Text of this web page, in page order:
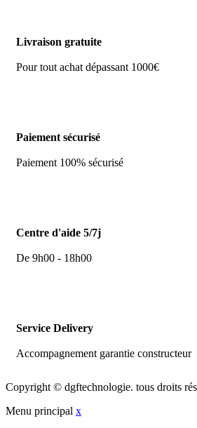
Livraison gratuite
Pour tout achat dépassant 1000€
Paiement sécurisé
Paiement 100% sécurisé
Centre d'aide 5/7j
De 9h00 - 18h00
Service Delivery
Accompagnement garantie constructeur
Copyright © dgftechnologie. tous droits
Menu principal x